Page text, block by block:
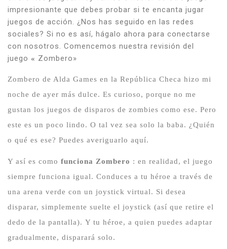
impresionante que debes probar si te encanta jugar
juegos de acción. ¿Nos has seguido en las redes
sociales? Si no es así, hágalo ahora para conectarse
con nosotros. Comencemos nuestra revisión del
juego « Zombero»
Zombero de Alda Games en la República Checa hizo mi
noche de ayer más dulce. Es curioso, porque no me
gustan los juegos de disparos de zombies como ese. Pero
este es un poco lindo. O tal vez sea solo la baba. ¿Quién
o qué es ese? Puedes averiguarlo aquí.
Y así es como funciona Zombero : en realidad, el juego
siempre funciona igual. Conduces a tu héroe a través de
una arena verde con un joystick virtual. Si desea
disparar, simplemente suelte el joystick (así que retire el
dedo de la pantalla). Y tu héroe, a quien puedes adaptar
gradualmente, disparará solo.